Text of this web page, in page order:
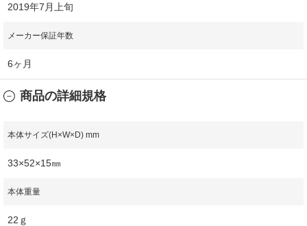
2019年7月上旬
メーカー保証年数
6ヶ月
商品の詳細規格
本体サイズ(H×W×D) mm
33×52×15㎜
本体重量
22ｇ